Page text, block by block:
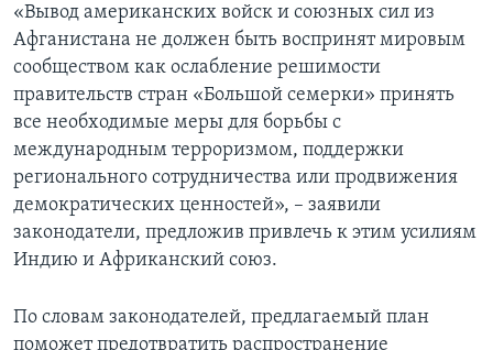
«Вывод американских войск и союзных сил из
Афганистана не должен быть воспринят мировым
сообществом как ослабление решимости
правительств стран «Большой семерки» принять
все необходимые меры для борьбы с
международным терроризмом, поддержки
регионального сотрудничества или продвижения
демократических ценностей», – заявили
законодатели, предложив привлечь к этим усилиям
Индию и Африканский союз.
По словам законодателей, предлагаемый план
поможет предотвратить распространение